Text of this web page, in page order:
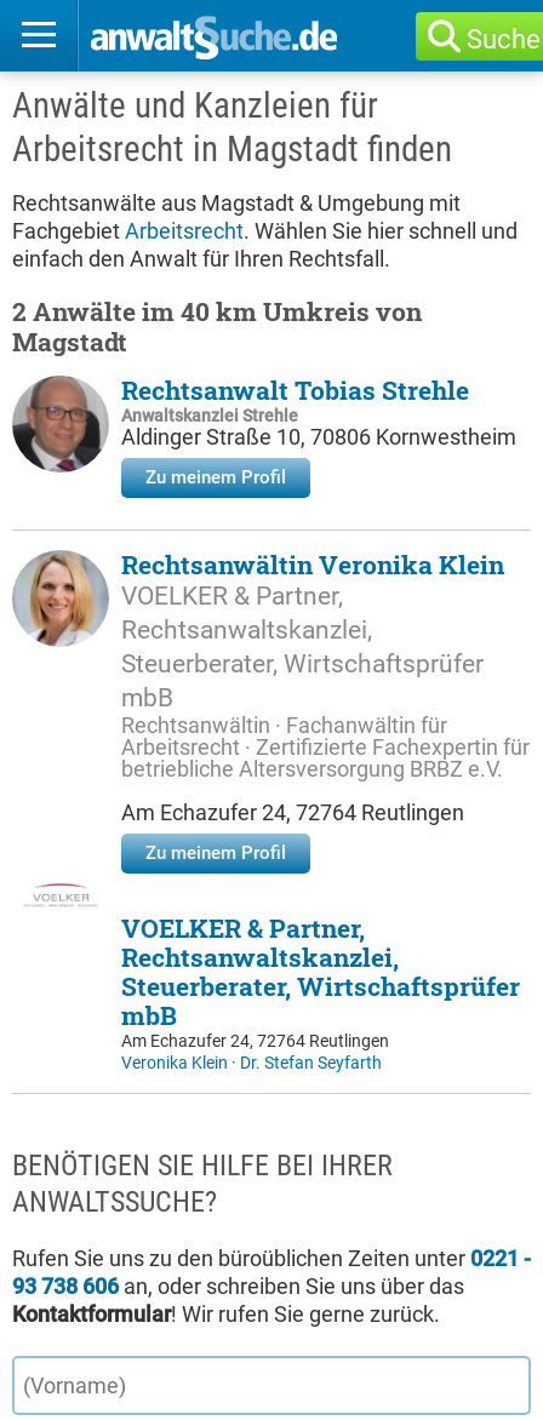
Suche
Anwälte und Kanzleien für
Arbeitsrecht in Magstadt finden
Rechtsanwälte aus Magstadt & Umgebung mit
FachgebietArbeitsrecht. Wählen Sie hier schnell und
einfach den Anwalt für Ihren Rechtsfall.
2 Anwälte im 40 km Umkreis von
Magstadt
Rechtsanwalt Tobias Strehle
Anwaltskanzlei Strehle
Aldinger Straße 10, 70806 Kornwestheim
Zu meinem Profil
Rechtsanwältin Veronika Klein
VOELKER & Partner,
Rechtsanwaltskanzlei,
Steuerberater, Wirtschaftsprüfer
mbB
Rechtsanwältin · Fachanwältin für
Arbeitsrecht · Zertifizierte Fachexpertin für
betriebliche Altersversorgung BRBZ e.V.
Am Echazufer 24, 72764 Reutlingen
Zu meinem Profil
VOELKER & Partner,
Rechtsanwaltskanzlei,
Steuerberater, Wirtschaftsprüfer
mbB
Am Echazufer 24, 72764 Reutlingen
Veronika Klein · Dr. Stefan Seyfarth
BENÖTIGEN SIE HILFE BEI IHRER
ANWALTSSUCHE?
Rufen Sie uns zu den büroüblichen Zeiten unter 0221 -
93 738 606an, oder schreiben Sie uns über das
Kontaktformular! Wir rufen Sie gerne zurück.